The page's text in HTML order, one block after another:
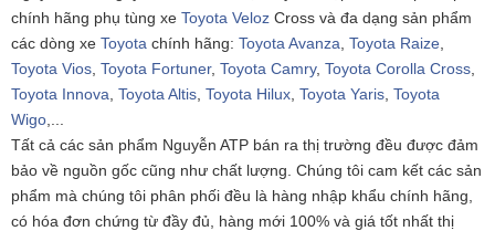
chính hãng phụ tùng xe Toyota Veloz Cross và đa dạng sản phẩm
các dòng xe Toyota chính hãng: Toyota Avanza Toyota Raize
Toyota Vios Toyota Fortuner, Toyota Camry, Toyota Corolla Cross
Toyota Innova Toyota Altis Toyota Hilux Toyota Yaris Toyota
Wigo
Tất cả các sản phẩm Nguyễn ATP bán ra thị trường đều được đảm
bảo về nguồn gốc cũng như chất lượng. Chúng tôi cam kết các sản
phẩm mà chúng tôi phân phối đều là hàng nhập khẩu chính hãng,
có hóa đơn chứng từ đầy đủ, hàng mới 100% và giá tốt nhất thị